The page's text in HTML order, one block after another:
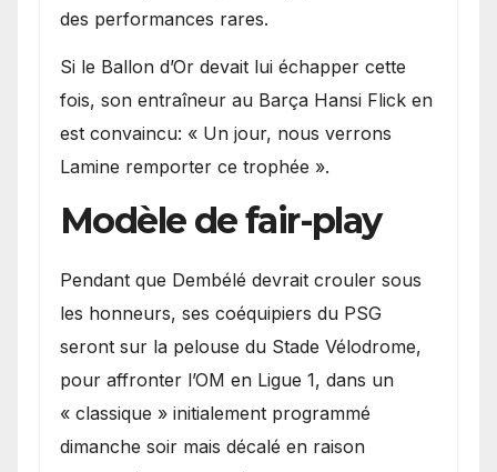
des performances rares.
Si le Ballon d’Or devait lui échapper cette
fois, son entraîneur au Barça Hansi Flick en
est convaincu: « Un jour, nous verrons
Lamine remporter ce trophée ».
Modèle de fair-play
Pendant que Dembélé devrait crouler sous
les honneurs, ses coéquipiers du PSG
seront sur la pelouse du Stade Vélodrome,
pour affronter l’OM en Ligue 1, dans un
« classique » initialement programmé
dimanche soir mais décalé en raison